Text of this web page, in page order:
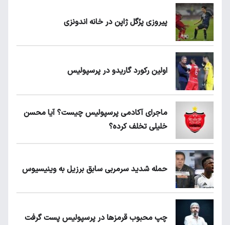
پیروزی پرُگل ژاپن در خانه اندونزی
اولین رکورد گاریدو در پرسپولیس
ماجرای آکادمی پرسپولیس چیست؟ آیا محسن
خلیلی تخلف کرده؟
حمله شدید سرمربی سابق برزیل به وینیسیوس
چپ محبوب قرمزها در پرسپولیس پست گرفت